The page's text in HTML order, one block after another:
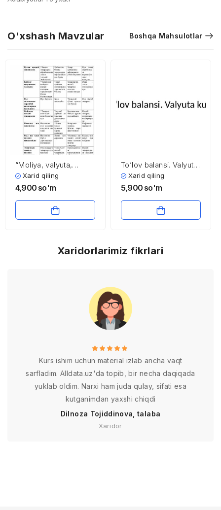
O'xshash Mavzular Boshqa Mahsulotlar
“Moliya, valyuta,
kredit, munosabatlari”
fanidan 4-kurs
Xarid qiling
4,900 so'm
To’lov balansi. Valyuta
kursiXarid qiling
5,900 so'm
Xaridorlarimiz fikrlari
Kurs ishim uchun material izlab ancha vaqt
sarfladim. Alldata.uz'da topib, bir necha daqiqada
yuklab oldim. Narxi ham juda qulay, sifati esa
kutganimdan yaxshi chiqdi
Dilnoza Tojiddinova, talaba
Xaridor